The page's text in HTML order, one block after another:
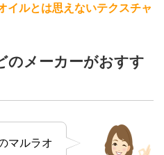
イルとは思えないテクスチャ
のメーカーがおすす
マルラオ